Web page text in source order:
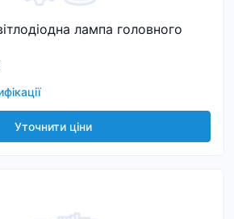
лампа головного
Уточнити ціни